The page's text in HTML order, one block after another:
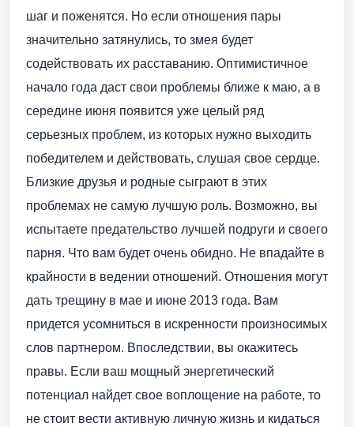
шаг и поженятся. Но если отношения пары
значительно затянулись, то змея будет
содействовать их расставанию. Оптимистичное
начало года даст свои проблемы ближе к маю, а в
середине июня появится уже целый ряд
серьезных проблем, из которых нужно выходить
победителем и действовать, слушая свое сердце.
Близкие друзья и родные сыграют в этих
проблемах не самую лучшую роль. Возможно, вы
испытаете предательство лучшей подруги и своего
парня. Что вам будет очень обидно. Не впадайте в
крайности в ведении отношений. Отношения могут
дать трещину в мае и июне 2013 года. Вам
придется усомниться в искренности произносимых
слов партнером. Впоследствии, вы окажитесь
правы. Если ваш мощный энергетический
потенциал найдет свое воплощение на работе, то
не стоит вести активную личную жизнь и кидаться